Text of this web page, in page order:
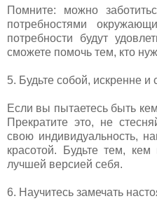
Помните: можно
потребностями
потребности будут
сможете помочь тем, кто
5. Будьте собой, искренне и
Если вы пытаетесь быть
Прекратите это, не
свою индивидуальность,
красотой. Будьте тем, кем
лучшей версией себя.
6. Научитесь замечать